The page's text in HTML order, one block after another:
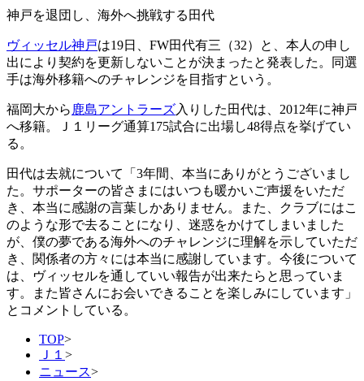
神戸を退団し、海外へ挑戦する田代
ヴィッセル神戸は19日、FW田代有三（32）と、本人の申し
出により契約を更新しないことが決まったと発表した。同選
手は海外移籍へのチャレンジを目指すという。
福岡大から 鹿島アントラーズ入りした田代は、2012年に神戸
へ移籍。Ｊ１リーグ通算175試合に出場し48得点を挙げてい
る。
田代は去就について「3年間、本当にありがとうございまし
た。サポーターの皆さまにはいつも暖かいご声援をいただ
き、本当に感謝の言葉しかありません。また、クラブにはこ
のような形で去ることになり、迷惑をかけてしまいました
が、僕の夢である海外へのチャレンジに理解を示していただ
き、関係者の方々には本当に感謝しています。今後について
は、ヴィッセルを通していい報告が出来たらと思っていま
す。また皆さんにお会いできることを楽しみにしています」
とコメントしている。
TOP>
Ｊ１ >
ニュース>